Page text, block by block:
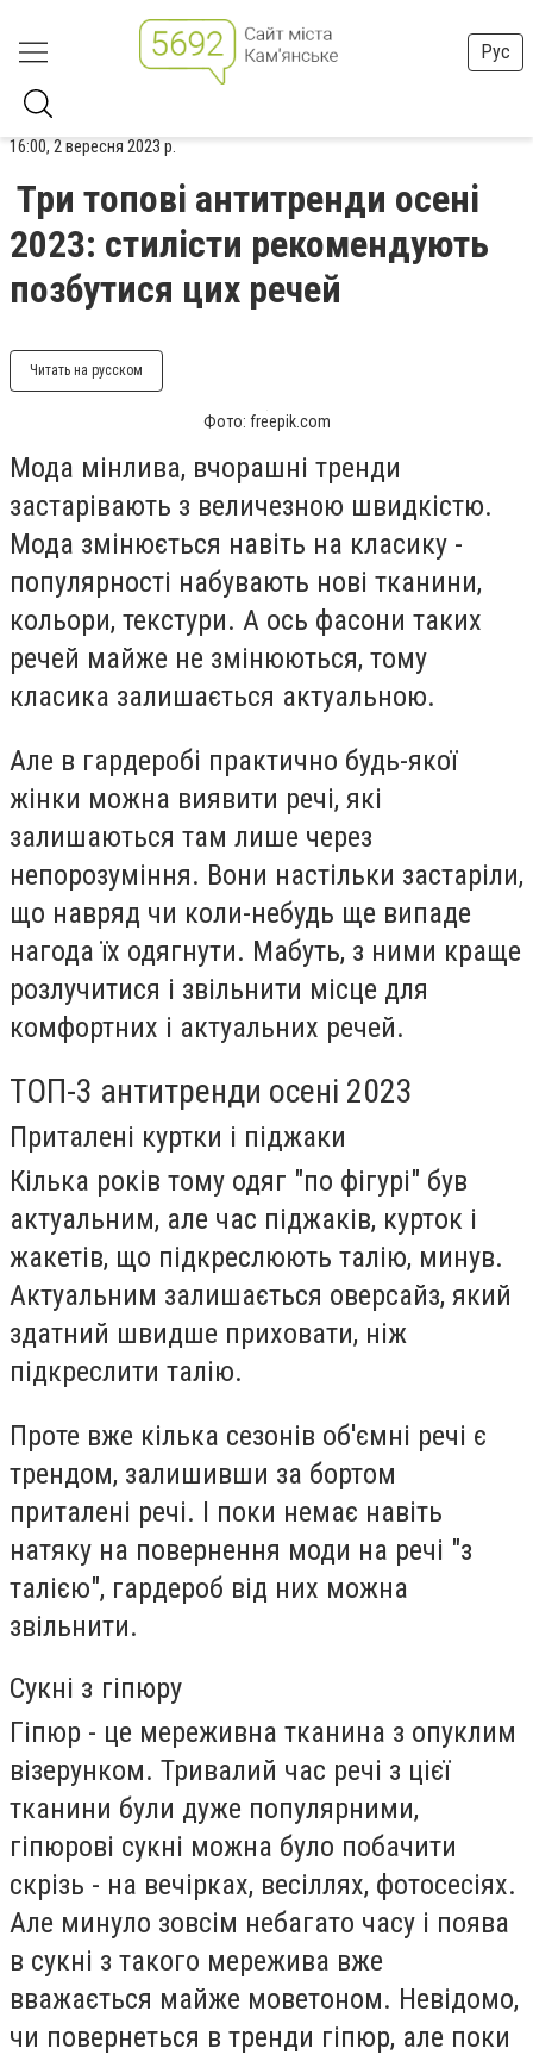
Рус
16:00, 2 вересня 2023 р.
Три топові антитренди осені
2023: стилісти рекомендують
позбутися цих речей
Читать на русском
Фото: freepik.com
Мода мінлива, вчорашні тренди
застарівають з величезною швидкістю.
Мода змінюється навіть на класику -
популярності набувають нові тканини,
кольори, текстури. А ось фасони таких
речей майже не змінюються, тому
класика залишається актуальною.
Але в гардеробі практично будь-якої
жінки можна виявити речі, які
залишаються там лише через
непорозуміння. Вони настільки застаріли,
що навряд чи коли-небудь ще випаде
нагода їх одягнути. Мабуть, з ними краще
розлучитися і звільнити місце для
комфортних і актуальних речей.
ТОП-3 антитренди осені 2023
Приталені куртки і піджаки
Кілька років тому одяг "по фігурі" був
актуальним, але час піджаків, курток і
жакетів, що підкреслюють талію, минув.
Актуальним залишається оверсайз, який
здатний швидше приховати, ніж
підкреслити талію.
Проте вже кілька сезонів об'ємні речі є
трендом, залишивши за бортом
приталені речі. І поки немає навіть
натяку на повернення моди на речі "з
талією", гардероб від них можна
звільнити.
Сукні з гіпюру
Гіпюр - це мереживна тканина з опуклим
візерунком. Тривалий час речі з цієї
тканини були дуже популярними,
гіпюрові сукні можна було побачити
скрізь - на вечірках, весіллях, фотосесіях.
Але минуло зовсім небагато часу і поява
в сукні з такого мережива вже
вважається майже моветоном. Невідомо,
чи повернеться в тренди гіпюр, але поки